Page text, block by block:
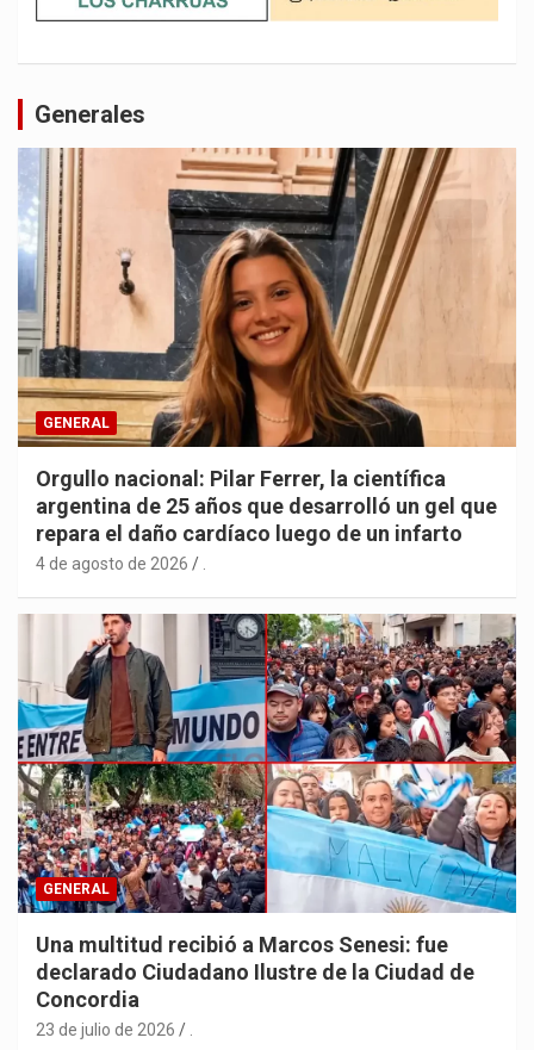
Generales
GENERAL
Orgullo nacional: Pilar Ferrer, la científica
argentina de 25 años que desarrolló un gel que
repara el daño cardíaco luego de un infarto
4 de agosto de 2026
GENERAL
Una multitud recibió a Marcos Senesi: fue
declarado Ciudadano Ilustre de la Ciudad de
Concordia
23 de julio de 2026